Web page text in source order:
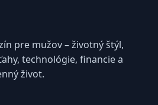
pre mužov – životný štýl,
technológie, financie a
život.